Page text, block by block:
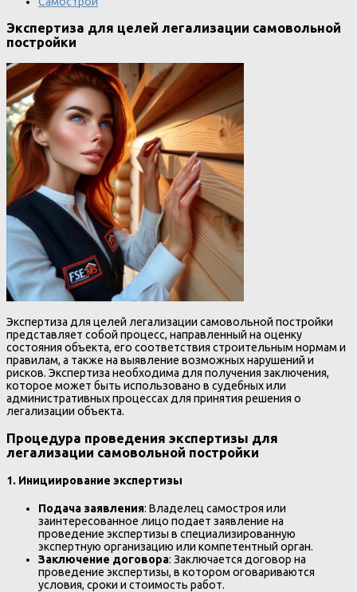
Экспертиза для целей легализации самовольной
постройки
Экспертиза для целей легализации самовольной постройки
представляет собой процесс, направленный на оценку
состояния объекта, его соответствия строительным нормам и
правилам, а также на выявление возможных нарушений и
рисков. Экспертиза необходима для получения заключения,
которое может быть использовано в судебных или
административных процессах для принятия решения о
легализации объекта.
Процедура проведения экспертизы для
легализации самовольной постройки
1. Инициирование экспертизы
Подача заявления: Владелец самостроя или
заинтересованное лицо подает заявление на
проведение экспертизы в специализированную
экспертную организацию или компетентный орган.
Заключение договора: Заключается договор на
проведение экспертизы, в котором оговариваются
условия, сроки и стоимость работ.